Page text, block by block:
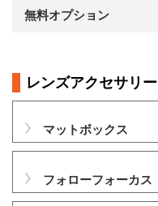
無料オプション
レンズアクセサリー
マットボックス
フォローフォーカス